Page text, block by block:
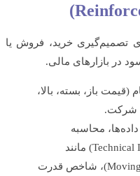
خرید، فروش یا
بازارهای مالی.
بسته، بالا،
محاسبه
ویژگی‌های فنی (Technical Indicators) مانند
میانگین متحرک (Moving Average)، شاخص قدرت